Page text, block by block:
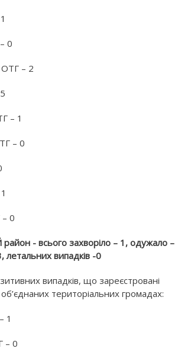
0
– 2
– 1
– 0
0
- всього захворіло – 1, одужало –
летальних випадків -0
випадків, що зареєстровані
територіальних громадах:
1
– 0